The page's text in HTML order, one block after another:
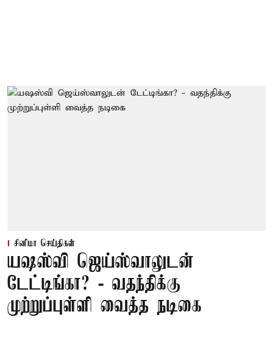
சினிமா செய்திகள்
யஷஸ்வி ஜெய்ஸ்வாலுடன்
டேட்டிங்கா? - வதந்திக்கு
முற்றுப்புள்ளி வைத்த நடிகை